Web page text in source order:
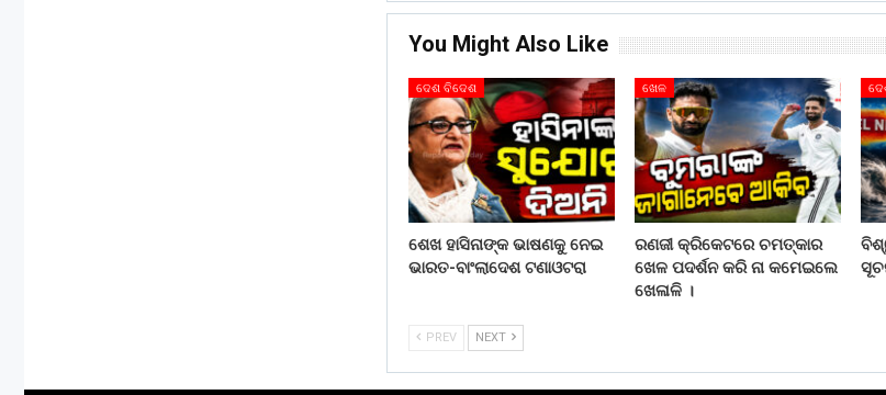
You Might Also Like
ଦେଶ ବିଦେଶ
ଶେଖ ହାସିନାଙ୍କ ଭାଷଣକୁ ନେଇ
ଭାରତ-ବାଂଲାଦେଶ ଟଣାଓଟରା
ଖେଳ
ରଣଜୀ କ୍ରିକେଟରେ ଚମତ୍କାର
ଖେଳ ପଦର୍ଶନ କରି ନା କମେଇଲେ
ଖେଳାଳି ।
PREV NEXT